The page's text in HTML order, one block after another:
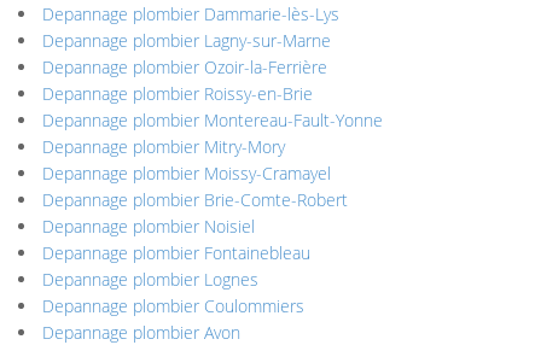
Depannage plombier Dammarie-lès-Lys
Depannage plombier Lagny-sur-Marne
Depannage plombier Ozoir-la-Ferrière
Depannage plombier Roissy-en-Brie
Depannage plombier Montereau-Fault-Yonne
Depannage plombier Mitry-Mory
Depannage plombier Moissy-Cramayel
Depannage plombier Brie-Comte-Robert
Depannage plombier Noisiel
Depannage plombier Fontainebleau
Depannage plombier Lognes
Depannage plombier Coulommiers
Depannage plombier Avon